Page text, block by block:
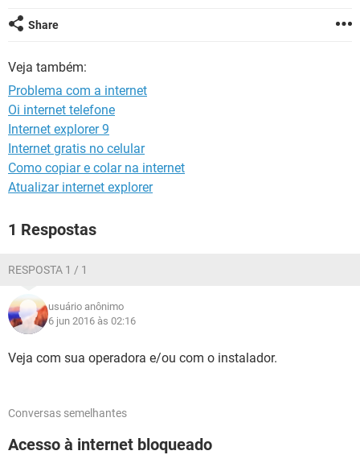
GUIA DE COMPRAS
Share
Veja também:
Problema com a internet
Oi internet telefone
Internet explorer 9
Internet gratis no celular
Como copiar e colar na internet
Atualizar internet explorer
1 Respostas
RESPOSTA 1 / 1
usuário anônimo
6 jun 2016 às 02:16
Veja com sua operadora e/ou com o instalador.
Conversas semelhantes
Acesso à internet bloqueado